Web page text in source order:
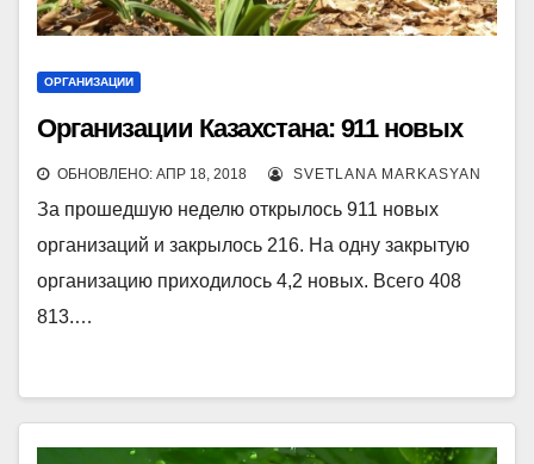
ОРГАНИЗАЦИИ
Организации Казахстана: 911 новых
ОБНОВЛЕНО: АПР 18, 2018 SVETLANA MARKASYAN
За прошедшую неделю открылось 911 новых
организаций и закрылось 216. На одну закрытую
организацию приходилось 4,2 новых. Всего 408
813.…